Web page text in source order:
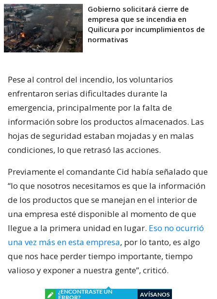
Gobierno solicitará cierre de
empresa que se incendia en
Quilicura por incumplimientos de
normativas
Pese al control del incendio, los voluntarios
enfrentaron serias dificultades durante la
emergencia, principalmente por la falta de
información sobre los productos almacenados. Las
hojas de seguridad estaban mojadas y en malas
condiciones, lo que retrasó las acciones.
Previamente el comandante Cid había señalado que
“lo que nosotros necesitamos es que la información
de los productos que se manejan en el interior de
una empresa esté disponible al momento de que
llegue a la primera unidad en lugar. Eso no ocurrió
una vez más en esta empresa, por lo tanto, es algo
que nos hace perder tiempo importante, tiempo
valioso y exponer a nuestra gente”, criticó.
¿ENCONTRASTE UN
ERROR?
AVÍSANOS